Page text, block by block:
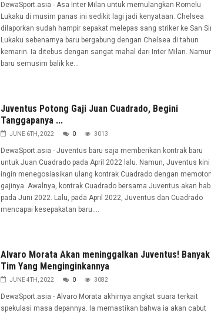
DewaSport.asia - Asa Inter Milan untuk memulangkan Romelu
Lukaku di musim panas ini sedikit lagi jadi kenyataan. Chelsea
dilaporkan sudah hampir sepakat melepas sang striker ke San
Lukaku sebenarnya baru bergabung dengan Chelsea di tahun
kemarin. Ia ditebus dengan sangat mahal dari Inter Milan.
baru semusim balik ke...
Juventus Potong Gaji Juan Cuadrado, Begini
Tanggapanya ...
JUNE 6TH, 2022 0 3013
DewaSport.asia - Juventus baru saja memberikan kontrak baru
untuk Juan Cuadrado pada April 2022 lalu. Namun, Juventus kini
ingin menegosiasikan ulang kontrak Cuadrado dengan
gajinya. Awalnya, kontrak Cuadrado bersama Juventus akan
pada Juni 2022. Lalu, pada April 2022, Juventus dan Cuadrado
mencapai kesepakatan baru....
Alvaro Morata Akan meninggalkan Juventus! Banyak
Tim Yang Menginginkannya
JUNE 4TH, 2022 0 3082
DewaSport.asia - Alvaro Morata akhirnya angkat suara terkait
spekulasi masa depannya. Ia memastikan bahwa ia akan cabut